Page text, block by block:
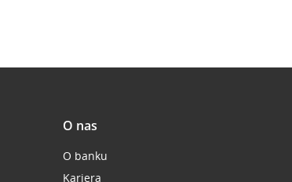
O nas
O banku
Kariera